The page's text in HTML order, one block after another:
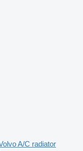
A/C radiator